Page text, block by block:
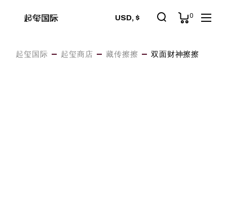
起玺国际 USD, $ 0
起玺国际 起玺商店 藏传擦擦 双面财神擦擦